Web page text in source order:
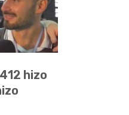
hizo